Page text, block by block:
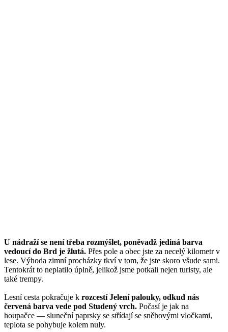
U nádraží se není třeba rozmýšlet, poněvadž jediná barva
vedoucí do Brd je žlutá. Přes pole a obec jste za necelý kilometr v
lese. Výhoda zimní procházky tkví v tom, že jste skoro všude sami.
Tentokrát to neplatilo úplně, jelikož jsme potkali nejen turisty, ale
také trempy.
Lesní cesta pokračuje k rozcestí Jelení palouky, odkud nás
červená barva vede pod Studený vrch. Počasí je jak na
houpačce — sluneční paprsky se střídají se sněhovými vločkami,
teplota se pohybuje kolem nuly.